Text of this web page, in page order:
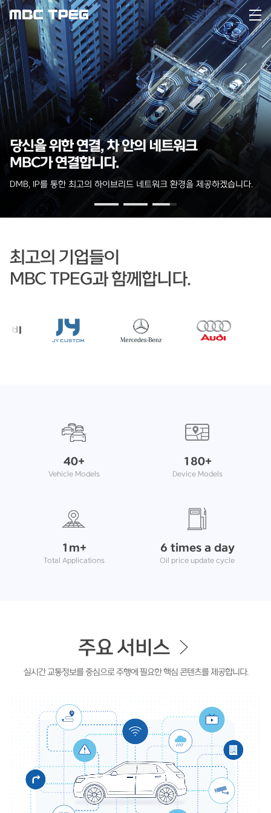
당신을 위한 연결, 차 안의 네트워크
MBC가 연결합니다.
DMB, IP를 통한 최고의 하이브리드 네트워크 환경을 제공하겠습니다.
최고의 기업들이
MBC TPEG과 함께합니다.
40+
Vehicle Models
180+
Device Models
1m+
Total Applications
6 times a day
Oil price update cycle
주요 서비스
실시간 교통정보를 중심으로 주행에 필요한 핵심 콘텐츠를 제공합니다.